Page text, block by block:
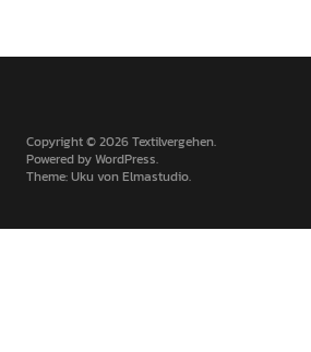
Copyright © 2026 Textilvergehen
Powered byWordPress
Theme: Uku vonElmastudio